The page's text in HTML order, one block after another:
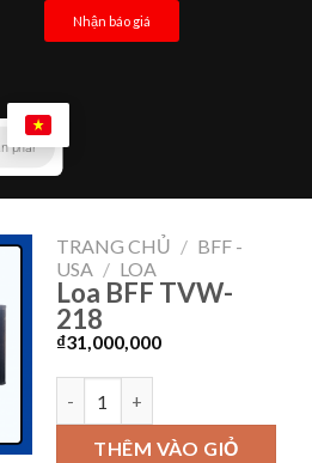
Nhận báo giá
TRANG CHỦ / BFF -
USA / LOA
Loa BFF TVW-
218
₫31,000,000
THÊM VÀO GIỎ